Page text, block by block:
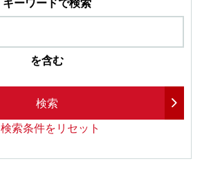
キーワードで検索
を含む
検索
検索条件をリセット